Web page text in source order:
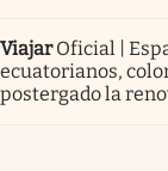
Viajar Oficial |
ecuatorianos,
postergado la